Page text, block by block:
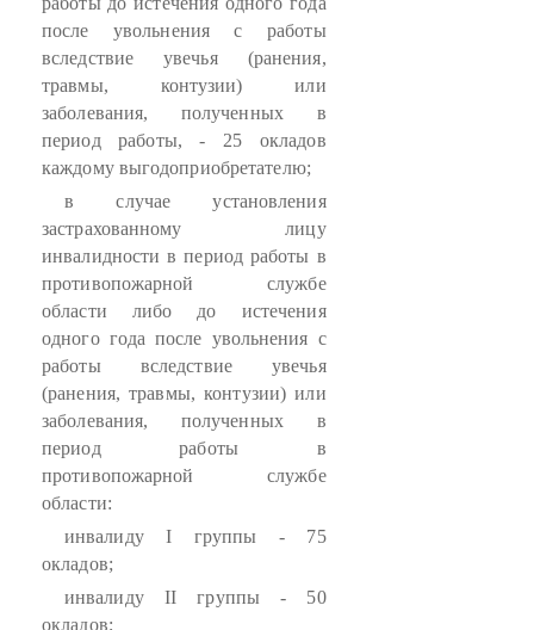
после увольнения с работы
вследствие увечья (ранения,
травмы, контузии) или
заболевания, полученных в
период работы, - 25 окладов
каждому выгодоприобретателю;
в случае установления
застрахованному лицу
инвалидности в период работы в
противопожарной службе
области либо до истечения
одного года после увольнения с
работы вследствие увечья
(ранения, травмы, контузии) или
заболевания, полученных в
период работы в
противопожарной службе
области:
инвалиду I группы - 75
окладов;
инвалиду II группы - 50
окладов;